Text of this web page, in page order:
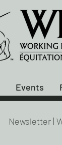
Events
Newsletter |